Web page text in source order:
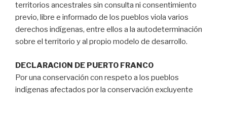
territorios ancestrales sin consulta ni consentimiento
previo, libre e informado de los pueblos viola varios
derechos indígenas, entre ellos a la autodeterminación
sobre el territorio y al propio modelo de desarrollo.
DECLARACION DE PUERTO FRANCO
Por una conservación con respeto a los pueblos
indígenas afectados por la conservación excluyente